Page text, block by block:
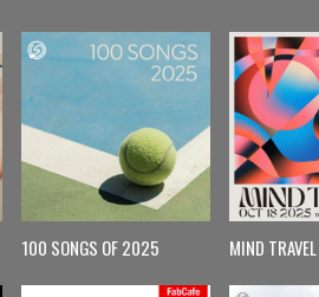
100 SONGS OF 2025 MIND TRAVEL